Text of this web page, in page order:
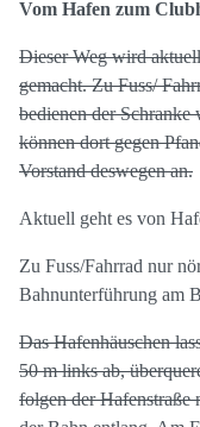
Vom Hafen zum
Dieser Weg wird
gemacht. Zu Fuss/
bedienen der
können dort gegen
Vorstand deswegen an.
Aktuell geht es von
Zu Fuss/Fahrrad nur
Bahnunterführung am
Das Hafenhäuschen
50 m links ab,
folgen der Hafenstraße